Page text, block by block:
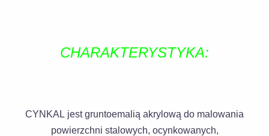
CHARAKTERYSTYKA:
CYNKAL jest gruntoemalią akrylową do malowania
powierzchni stalowych, ocynkowanych,